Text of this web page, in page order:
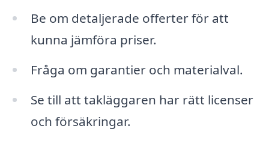
Be om detaljerade offerter för att
kunna jämföra priser.
Fråga om garantier och materialval.
Se till att takläggaren har rätt licenser
och försäkringar.